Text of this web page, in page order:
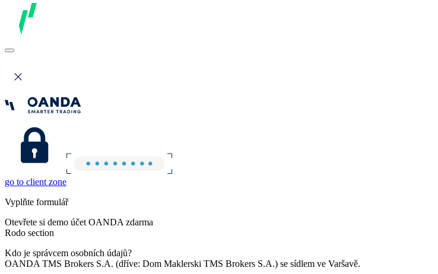
go to client zone
Vyplňte formulář
Otevřete si demo účet OANDA zdarma
Rodo section
Kdo je správcem osobních údajů?
OANDA TMS Brokers S.A. (dříve: Dom Maklerski TMS Brokers S.A.) se sídlem ve Varšavě.